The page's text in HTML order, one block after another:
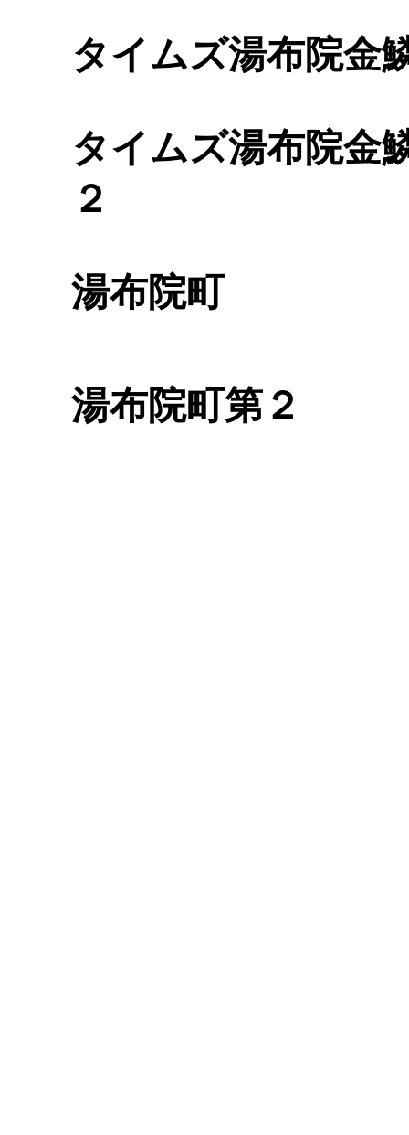
タイムズ湯布院金
タイムズ湯布院金
２
湯布院町
湯布院町第２